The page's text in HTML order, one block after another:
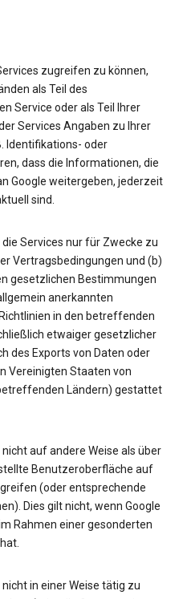
zugreifen zu können,
als Teil des
Service oder als Teil Ihrer
Services Angaben zu Ihrer
Identifikations- oder
dass die Informationen, die
Google weitergeben, jederzeit
sind.
Services nur für Zwecke zu
Vertragsbedingungen und (b)
gesetzlichen Bestimmungen
anerkannten
in den betreffenden
etwaiger gesetzlicher
des Exports von Daten oder
Vereinigten Staaten von
Ländern) gestattet
auf andere Weise als über
Benutzeroberfläche auf
(oder entsprechende
Dies gilt nicht, wenn Google
Rahmen einer gesonderten
in einer Weise tätig zu